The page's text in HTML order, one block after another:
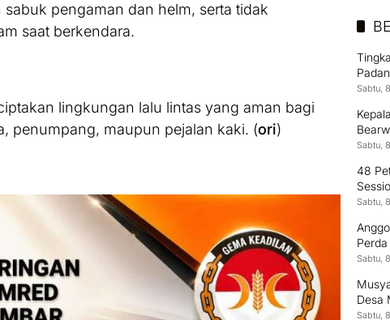
pengaman dan helm, serta tidak
saat berkendara.
lingkungan lalu lintas yang aman bagi
penumpang, maupun pejalan kaki. (ori)
SDM
Sabtu,
Sabtu,
48
Sabtu,
Sabtu,
Desa
Sabtu,